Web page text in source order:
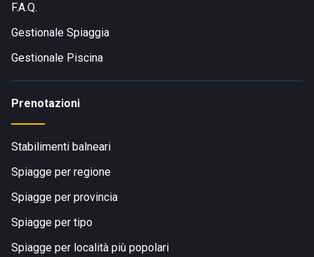
F.A.Q.
Gestionale Spiaggia
Gestionale Piscina
Prenotazioni
Stabilimenti balneari
Spiagge per regione
Spiagge per provincia
Spiagge per tipo
Spiagge per località più popolari